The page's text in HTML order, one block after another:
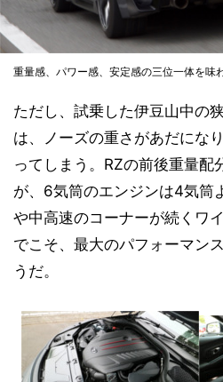
重量感、パワー感、安定感の三位一体を味
ただし、試乗した伊豆山中の
は、ノーズの重さがあだにな
ってしまう。RZの前後重量配
が、6気筒のエンジンは4気筒
や中高速のコーナーが続くワ
でこそ、最大のパフォーマン
うだ。